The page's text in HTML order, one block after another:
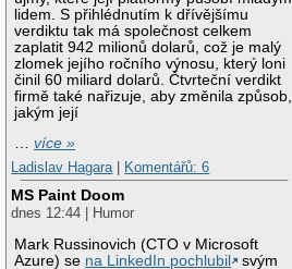
lidem. S přihlédnutím k dřívějšímu
verdiktu tak má společnost celkem
zaplatit 942 milionů dolarů, což je malý
zlomek jejího ročního výnosu, který loni
činil 60 miliard dolarů. Čtvrteční verdikt
firmě také nařizuje, aby změnila způsob,
jakým její
…více »
Ladislav Hagara
Komentářů: 6
MS Paint Doom
dnes 12:44 | Humor
Mark Russinovich (CTO v Microsoft
Azure) se na LinkedIn pochlubil
svým